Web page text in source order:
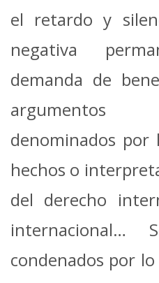
el retardo y
negativa
demanda de
denominados por
hechos o
del derecho
internacional…
condenados por